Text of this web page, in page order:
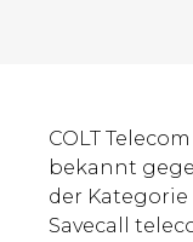
COLT
bekannt
der Kategorie
Savecall